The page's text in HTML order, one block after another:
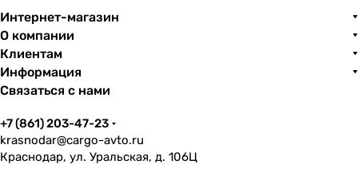
Интернет-магазин
О компании
Клиентам
Информация
Связаться с нами
+7 (861) 203-47-23
krasnodar@cargo-avto.ru
Краснодар, ул. Уральская, д. 106Ц